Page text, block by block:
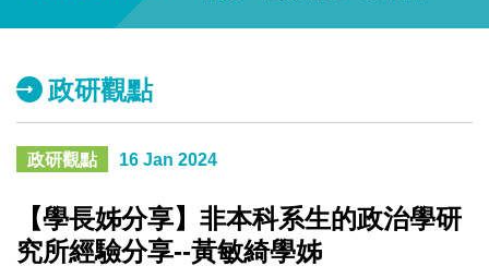
政研觀點
政研觀點 16 Jan 2024
【學長姊分享】非本科系生的政治學研
究所經驗分享--黃敏綺學姊